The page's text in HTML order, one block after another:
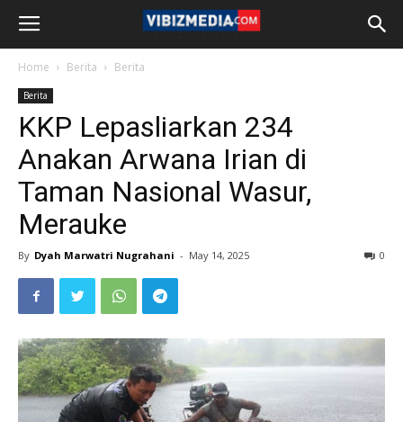
Home Berita Berita
Berita
KKP Lepasliarkan 234
Anakan Arwana Irian di
Taman Nasional Wasur,
Merauke
By Dyah Marwatri Nugrahani - May 14, 2025 0